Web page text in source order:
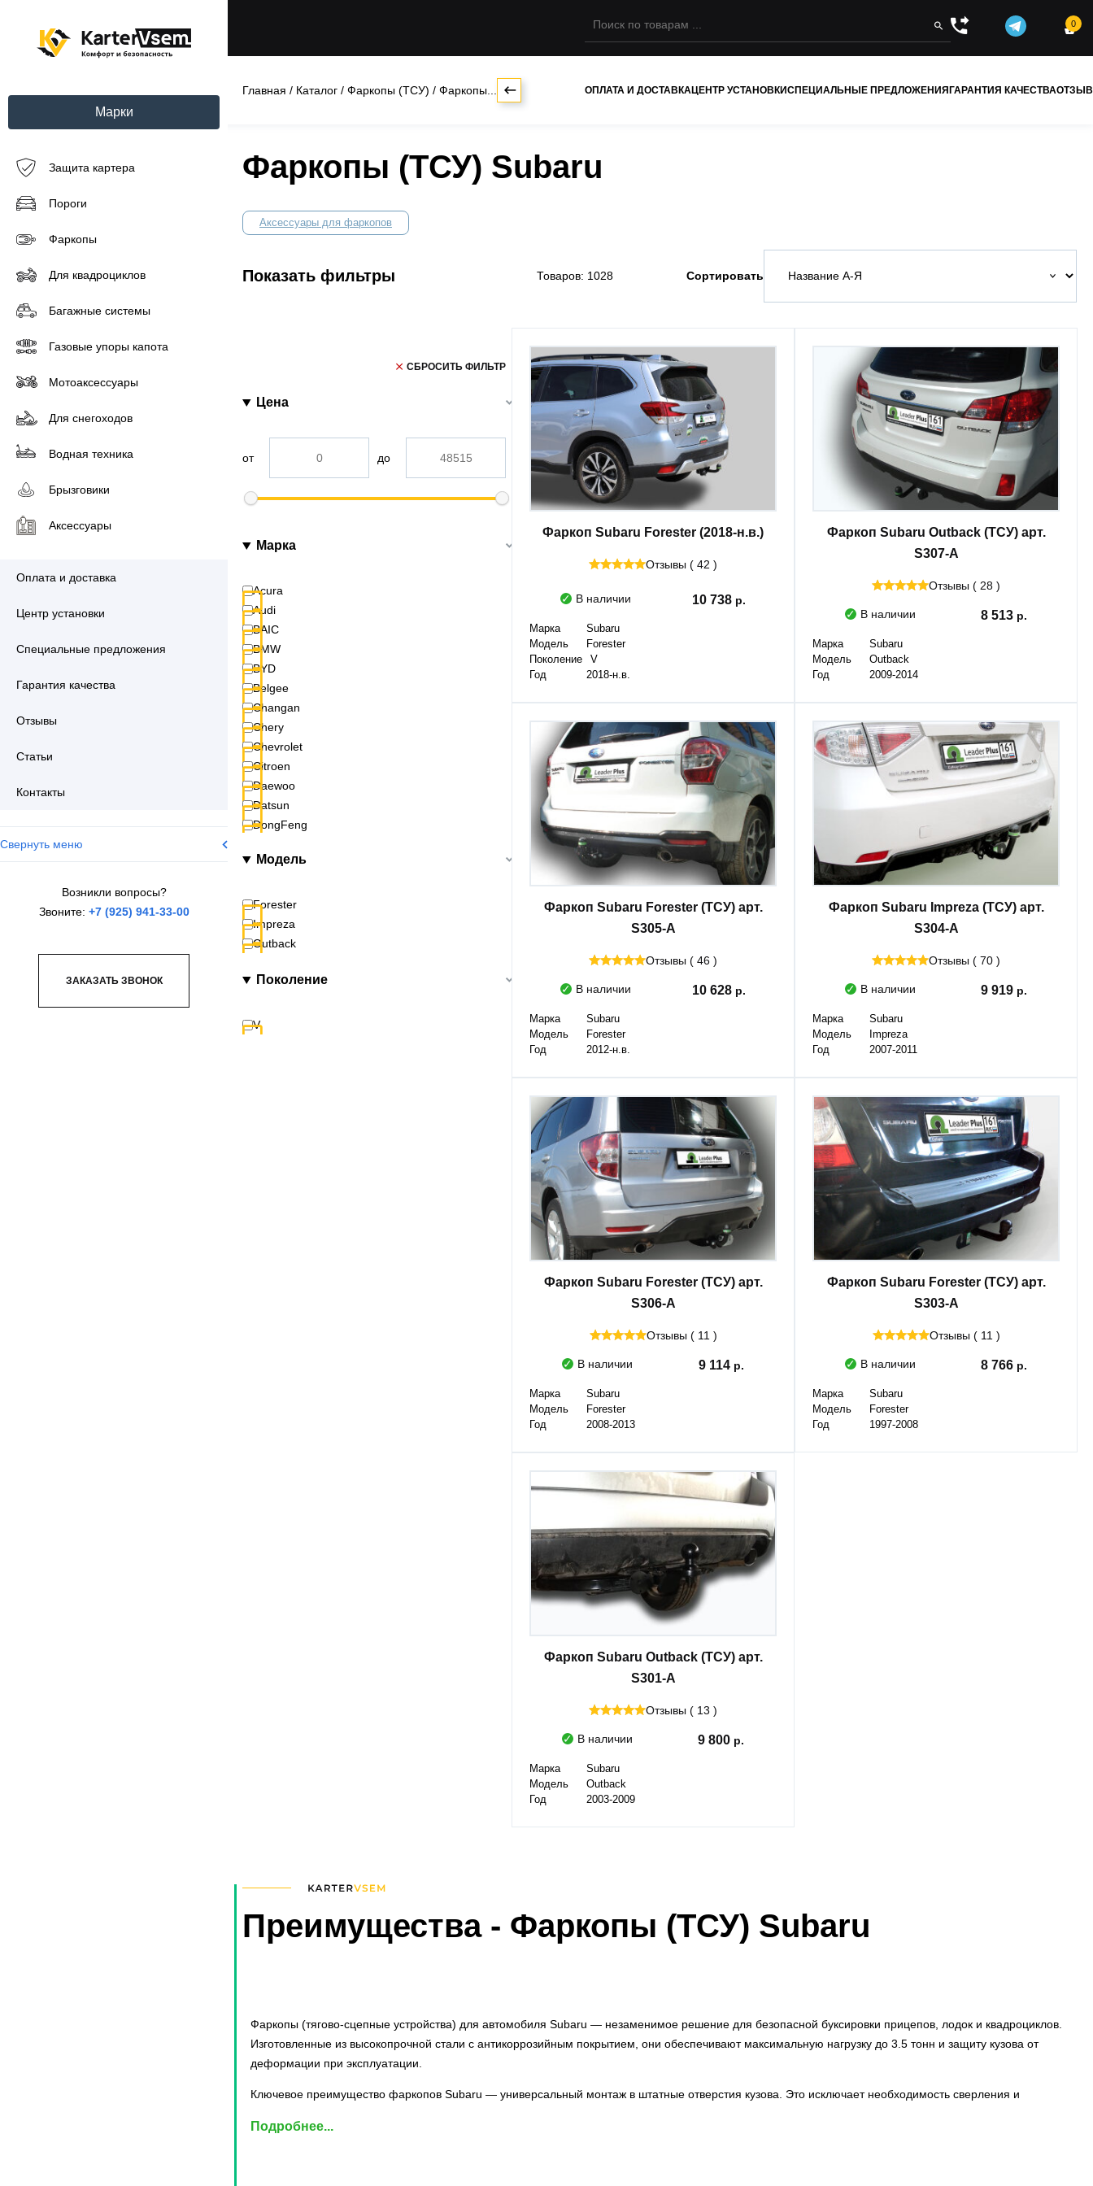
Марки
Защита картера
Пороги
Фаркопы
Для квадроциклов
Багажные системы
Газовые упоры капота
Мотоаксессуары
Для снегоходов
Водная техника
Брызговики
Аксессуары
Оплата и доставка
Центр установки
Специальные предложения
Гарантия качества
Отзывы
Статьи
Контакты
Свернуть меню
Возникли вопросы?
Звоните: +7 (925) 941-33-00
ЗАКАЗАТЬ ЗВОНОК
 
0
Главная / Каталог / Фаркопы (ТСУ) / Фаркопы... ОПЛАТА И ДОСТАВКАЦЕНТР УСТАНОВКИСПЕЦИАЛЬНЫЕ ПРЕДЛОЖЕНИЯГАРАНТИЯ КАЧЕСТВА
Фаркопы (ТСУ) Subaru
Аксессуары для фаркопов
Показать фильтры Товаров: 1028 Сортировать
СБРОСИТЬ ФИЛЬТР
Цена
от до
Марка
Acura
Audi
BAIC
BMW
BYD
Belgee
Changan
Chery
Chevrolet
Citroen
Daewoo
Datsun
DongFeng
FAW
Ford
Foton
GAC
Geely
Haval
Модель
Forester
Impreza
Outback
Поколение
V
Фаркоп Subaru Forester (2018-н.в.)
Отзывы ( 42 )
В наличии 10 738
Марка
Subaru
Модель
Forester
Поколение
V
Год
2018-н.в.
Фаркоп Subaru Outback (ТСУ) арт.
S307-A
Отзывы ( 28 )
В наличии 8 513
Марка
Subaru
Модель
Outback
Год
2009-2014
Фаркоп Subaru Forester (ТСУ) арт.
S305-A
Отзывы ( 46 )
В наличии 10 628
Марка
Subaru
Модель
Forester
Год
2012-н.в.
Фаркоп Subaru Impreza (ТСУ) арт.
S304-A
Отзывы ( 70 )
В наличии 9 919
Марка
Subaru
Модель
Impreza
Год
2007-2011
Фаркоп Subaru Forester (ТСУ) арт.
S306-A
Отзывы ( 11 )
В наличии 9 114
Марка
Subaru
Модель
Forester
Год
2008-2013
Фаркоп Subaru Forester (ТСУ) арт.
S303-A
Отзывы ( 11 )
В наличии 8 766
Марка
Subaru
Модель
Forester
Год
1997-2008
Фаркоп Subaru Outback (ТСУ) арт.
S301-A
Отзывы ( 13 )
В наличии 9 800
Марка
Subaru
Модель
Outback
Год
2003-2009
Преимущества- Фаркопы (ТСУ) Subaru
Фаркопы (тягово-сцепные устройства) для автомобиля Subaru — незаменимое решение для безопасной буксировки прицепов, лодок и квадроциклов.
Изготовленные из высокопрочной стали с антикоррозийным покрытием, они обеспечивают максимальную нагрузку до 3.5 тонн и защиту кузова от
деформации при эксплуатации.
Ключевое преимущество фаркопов Subaru — универсальный монтаж в штатные отверстия кузова. Это исключает необходимость сверления и
Подробнее...